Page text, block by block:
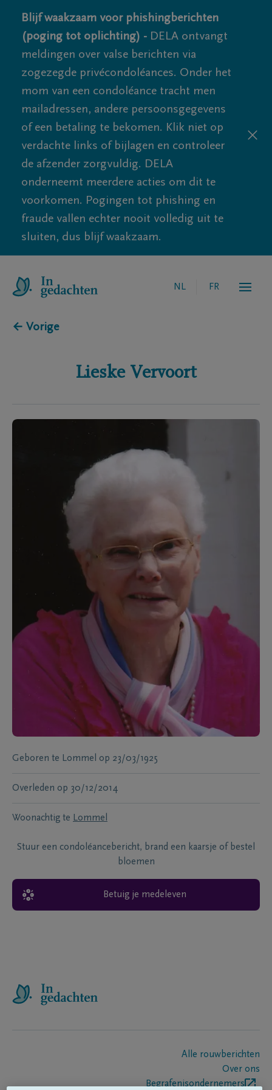
Blijf waakzaam voor phishingberichten
(poging tot oplichting) - DELA ontvangt
meldingen over valse berichten via
zogezegde privécondoléances. Onder het
mom van een condoléance tracht men
mailadressen, andere persoonsgegevens
of een betaling te bekomen. Klik niet op
verdachte links of bijlagen en controleer
de afzender zorgvuldig. DELA
onderneemt meerdere acties om dit te
voorkomen. Pogingen tot phishing en
fraude vallen echter nooit volledig uit te
sluiten, dus blijf waakzaam.
NL FR
← Vorige
Lieske Vervoort
Geboren te Lommel op 23/03/1925
Overleden op 30/12/2014
Woonachtig te Lommel
Stuur een condoléancebericht, brand een kaarsje of bestel
bloemen
Betuig je medeleven
Alle rouwberichten
Over ons
Begrafenisondernemers